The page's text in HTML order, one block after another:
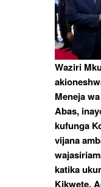
Waziri
Meneja
Abas,
kufunga
vijana
katika
Kikwete,